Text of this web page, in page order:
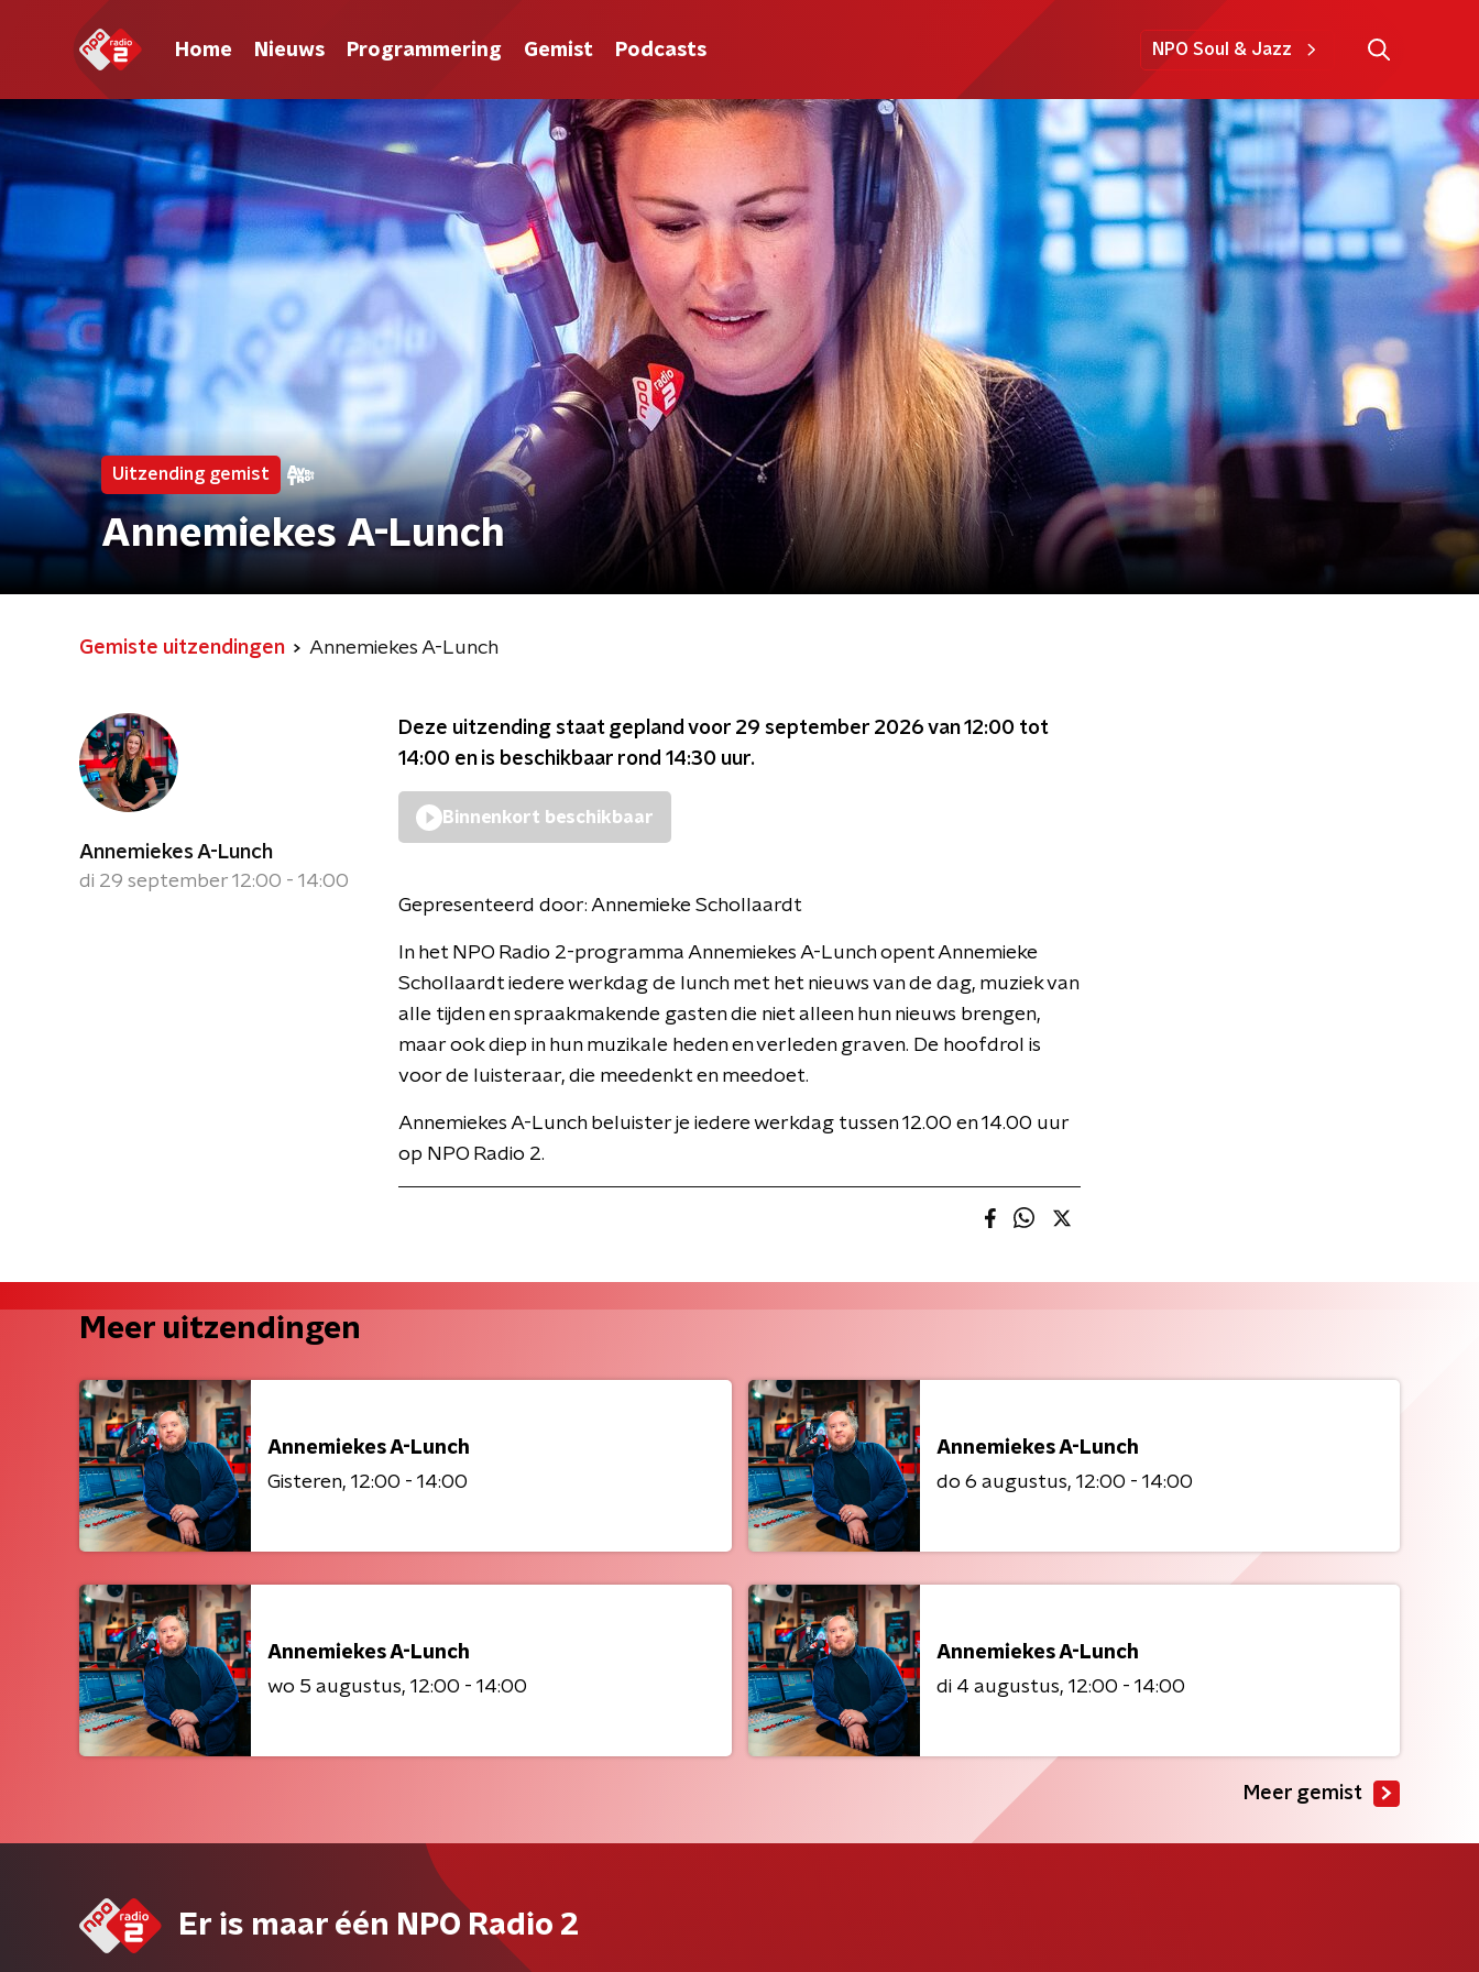
Home Nieuws Programmering Gemist Podcasts NPO Soul & Jazz
Uitzending gemist
Annemiekes A-Lunch
Gemiste uitzendingen Annemiekes A-Lunch
Annemiekes A-Lunch
di 29 september 12:00 - 14:00
Deze uitzending staat gepland voor 29 september 2026 van 12:00 tot
14:00 en is beschikbaar rond 14:30 uur.
Binnenkort beschikbaar
Gepresenteerd door: Annemieke Schollaardt
In het NPO Radio 2-programma Annemiekes A-Lunch opent Annemieke
Schollaardt iedere werkdag de lunch met het nieuws van de dag, muziek van
alle tijden en spraakmakende gasten die niet alleen hun nieuws brengen,
maar ook diep in hun muzikale heden en verleden graven. De hoofdrol is
voor de luisteraar, die meedenkt en meedoet.
Annemiekes A-Lunch beluister je iedere werkdag tussen 12.00 en 14.00 uur
op NPO Radio 2.
Meer uitzendingen
Annemiekes A-Lunch
Gisteren 12:00 - 14:00
Annemiekes A-Lunch
do 6 augustus 12:00 - 14:00
Annemiekes A-Lunch
wo 5 augustus 12:00 - 14:00
Annemiekes A-Lunch
di 4 augustus 12:00 - 14:00
Meer gemist
Er is maar één NPO Radio 2